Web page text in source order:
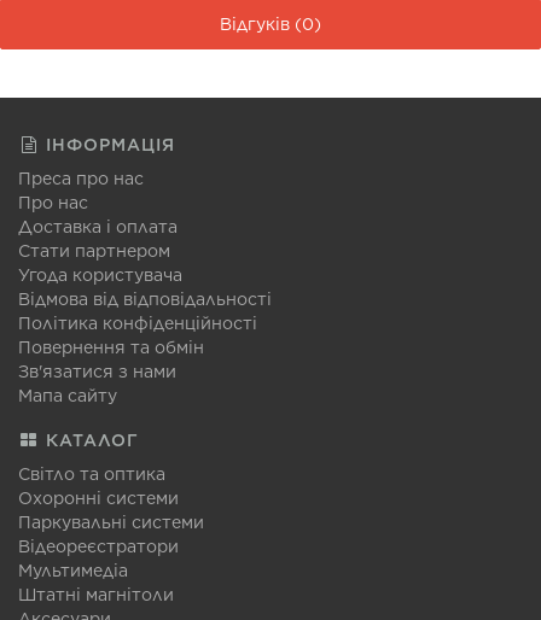
Відгуків (0)
ІНФОРМАЦІЯ
Преса про нас
Про нас
Доставка і оплата
Стати партнером
Угода користувача
Відмова від відповідальності
Політика конфіденційності
Повернення та обмін
Зв'язатися з нами
Мапа сайту
КАТАЛОГ
Світло та оптика
Охоронні системи
Паркувальні системи
Відеореєстратори
Мультимедіа
Штатні магнітоли